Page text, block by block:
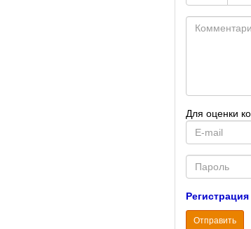
Для оценки
mail
Password
Регистрация
Отправить